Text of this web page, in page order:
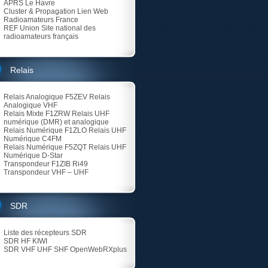
APRS Le Havre
Cluster & Propagation Lien Web
Radioamateurs France
REF Union Site national des
radioamateurs français
Relais
Relais Analogique F5ZEV Relais
Analogique VHF
Relais Mixte F1ZRWRelais UHF
numérique (DMR) et analogique
Relais Numérique F1ZLO Relais UHF
Numérique C4FM
Relais Numérique F5ZQT Relais UHF
Numérique D-Star
Transpondeur F1ZIB Ri49
Transpondeur VHF – UHF
SDR
Liste des récepteurs SDR
SDR HF KIWI
SDR VHF UHF SHF OpenWebRXplus